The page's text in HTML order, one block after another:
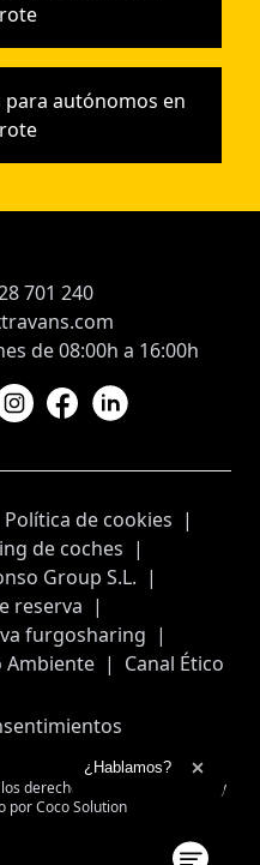
autónomos en
701 240
de 08:00h a 16:00h
Política de cookies |
de coches |
Group S.L. |
reserva |
furgosharing |
Ambiente | Canal Ético
derechos reservados
Diseño y
porCoco Solution
¿Hablamos?
Ampliar el texto
Cerrar